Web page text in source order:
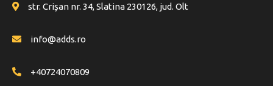
str. Crișan nr. 34, Slatina 230126, jud. Olt
info@adds.ro
+40724070809